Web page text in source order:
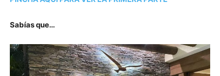
Sabías que…